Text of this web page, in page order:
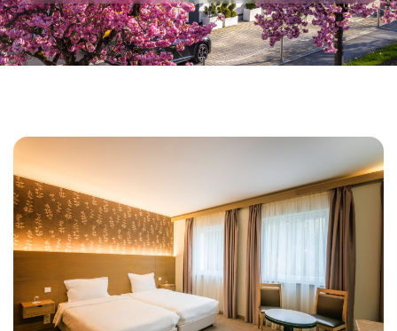
Restaurant
À Propos
Attractions
Contact
Français